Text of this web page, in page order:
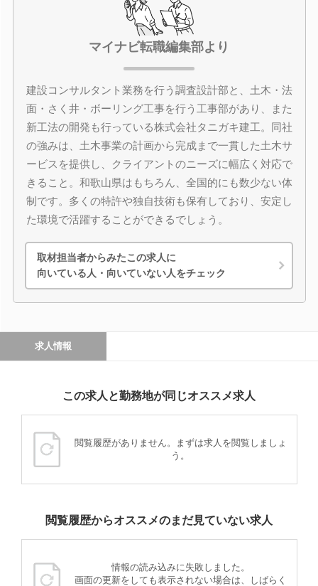
マイナビ転職編集部より
建設コンサルタント業務を行う調査設計部と、土木・法
面・さく井・ボーリング工事を行う工事部があり、また
新工法の開発も行っている株式会社タニガキ建工。同社
の強みは、土木事業の計画から完成まで一貫した土木サ
ービスを提供し、クライアントのニーズに幅広く対応で
きること。和歌山県はもちろん、全国的にも数少ない体
制です。多くの特許や独自技術も保有しており、安定し
た環境で活躍することができるでしょう。
取材担当者からみたこの求人に
向いている人・向いていない人をチェック
求人情報
この求人と勤務地が同じオススメ求人
閲覧履歴がありません。まずは求人を閲覧しましょ
う。
閲覧履歴からオススメのまだ見ていない求人
情報の読み込みに失敗しました。
画面の更新をしても表示されない場合は、しばらく